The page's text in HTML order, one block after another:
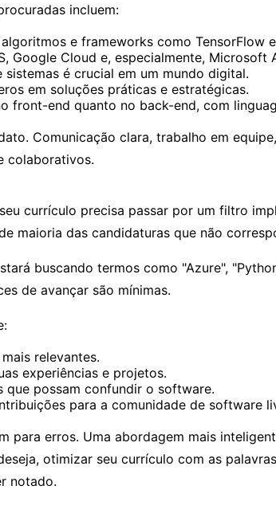
incluem:
e frameworks como TensorFlow
Google Cloud e, especialmente, Microsoft
é crucial em um mundo digital.
em soluções práticas e estratégicas.
front-end quanto no back-end, com
Comunicação clara, trabalho em
colaborativos.
currículo precisa passar por um filtro
maioria das candidaturas que não
buscando termos como "Azure",
de avançar são mínimas.
relevantes.
experiências e projetos.
possam confundir o software.
para a comunidade de software
para erros. Uma abordagem mais
otimizar seu currículo com as
notado.